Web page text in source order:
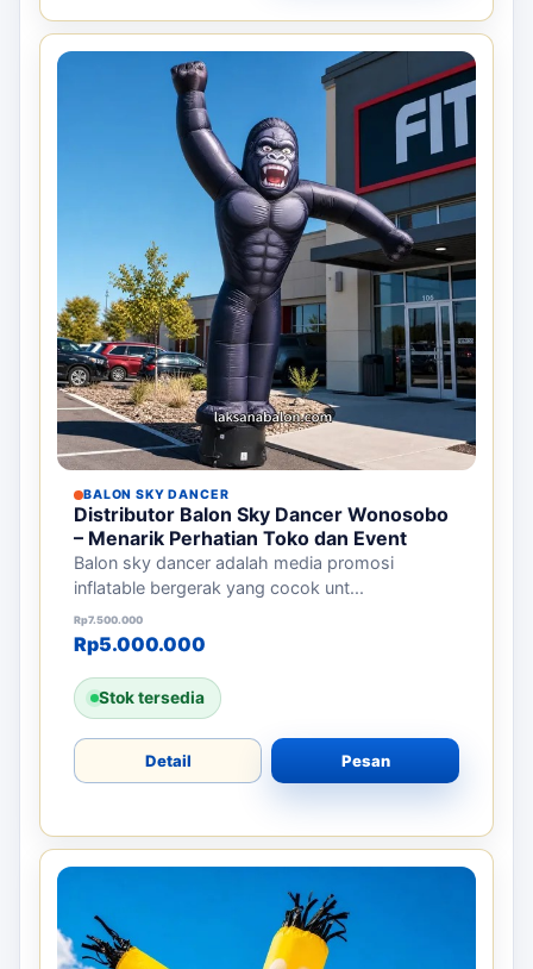
BALON SKY DANCER
Distributor Balon Sky Dancer Wonosobo
– Menarik Perhatian Toko dan Event
Balon sky dancer adalah media promosi
inflatable bergerak yang cocok unt...
Rp7.500.000
Harga aslinya adalah: Rp7.500.000.
Rp5.000.000
Harga saat ini adalah: Rp5.000.000.
Stok tersedia
Detail Pesan